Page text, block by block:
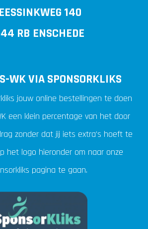
140
RB ENSCHEDE
WK VIA SPONSORKLIKS
jouw online bestellingen te doen
een klein percentage van het door
zonder dat jij iets extra's hoeft te
het logo hieronder om naar onze
pagina te gaan.